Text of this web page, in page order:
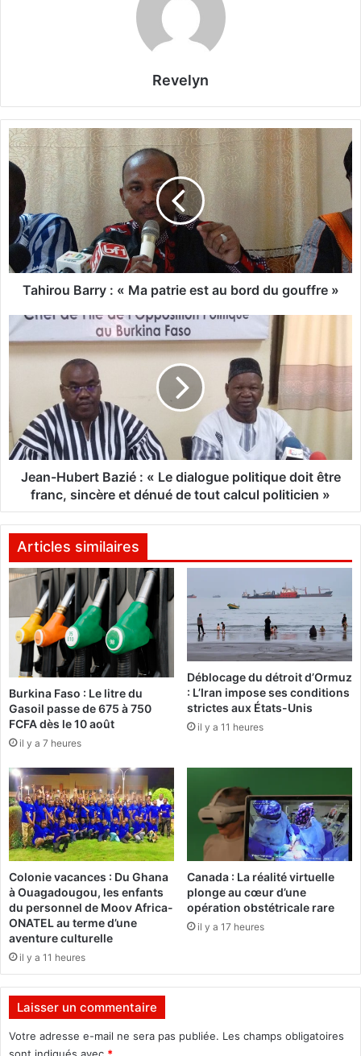
Revelyn
T
a
h
B
a
:
M
a
p
a
e
t
d
d
u
g
o
f
f
r
e
»
Tahirou Barry : « Ma patrie est au bord du gouffre »
e
a
u
b
e
B
a
i
é
e
d
i
a
l
g
u
e
p
o
l
i
t
i
o
i
t
ê
Jean-Hubert Bazié : « Le dialogue politique doit être
franc, sincère et dénué de tout calcul politicien »
Articles similaires
Burkina Faso : Le litre du
Gasoil passe de 675 à 750
FCFA dès le 10 août
il y a 7 heures
Déblocage du détroit d’Ormuz
: L’Iran impose ses conditions
strictes aux États-Unis
il y a 11 heures
Colonie vacances : Du Ghana
à Ouagadougou, les enfants
du personnel de Moov Africa-
ONATEL au terme d’une
aventure culturelle
il y a 11 heures
Canada : La réalité virtuelle
plonge au cœur d’une
opération obstétricale rare
il y a 17 heures
Laisser un commentaire
Votre adresse e-mail ne sera pas publiée. Les champs obligatoires
sont indiqués avec *